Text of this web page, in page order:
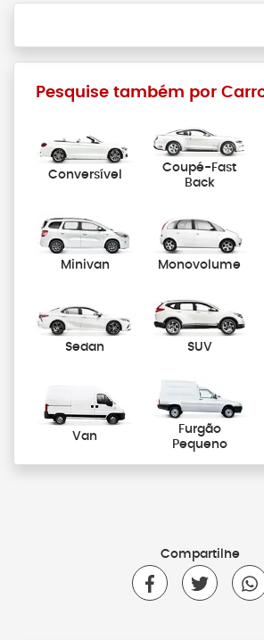
Pesquise também por
Conversível
Coupé-Fast
Back
Minivan Monovolume
Sedan SUV
Van
Furgão
Pequeno
Compartilhe